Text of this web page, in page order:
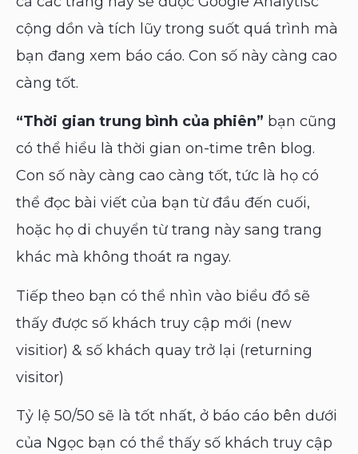
cộng dồn và tích lũy trong suốt quá trình mà
bạn đang xem báo cáo. Con số này càng cao
càng tốt.
“Thời gian trung bình của phiên” bạn cũng
có thể hiểu là thời gian on-time trên blog.
Con số này càng cao càng tốt, tức là họ có
thể đọc bài viết của bạn từ đầu đến cuối,
hoặc họ di chuyển từ trang này sang trang
khác mà không thoát ra ngay.
Tiếp theo bạn có thể nhìn vào biểu đồ sẽ
thấy được số khách truy cập mới (new
visitior) & số khách quay trở lại (returning
visitor)
Tỷ lệ 50/50 sẽ là tốt nhất, ở báo cáo bên dưới
của Ngọc bạn có thể thấy số khách truy cập